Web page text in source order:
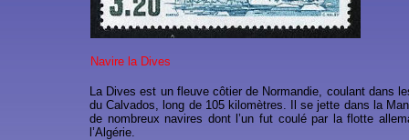
La Dives est un fleuve côtier de Normandie, coulant dans
du Calvados, long de 105 kilomètres. Il se jette dans la
de nombreux navires dont l’un fut coulé par la flotte
l’Algérie.
Navire la Dives